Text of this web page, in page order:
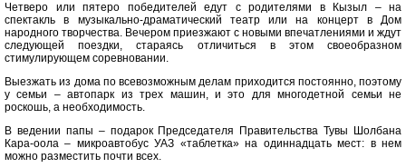
Четверо или пятеро победителей едут с родителями в Кызыл – на
спектакль в музыкально-драматический театр или на концерт в Дом
народного творчества. Вечером приезжают с новыми впечатлениями и ждут
следующей поездки, стараясь отличиться в этом своеобразном
стимулирующем соревновании.
Выезжать из дома по всевозможным делам приходится постоянно, поэтому
у семьи – автопарк из трех машин, и это для многодетной семьи не
роскошь, а необходимость.
В ведении папы – подарок Председателя Правительства Тувы Шолбана
Кара-оола – микроавтобус УАЗ «таблетка» на одиннадцать мест: в нем
можно разместить почти всех.